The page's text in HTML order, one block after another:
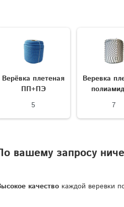
Верёвка плетеная
ПП+ПЭ
5
Веревка
7
вашему запросу
качество каждой веревки